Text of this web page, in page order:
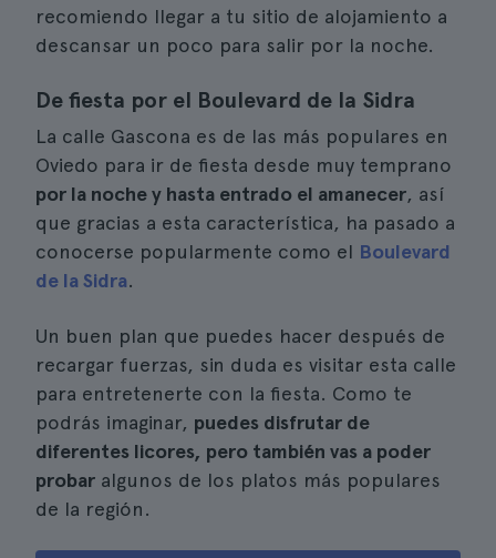
recomiendo llegar a tu sitio de alojamiento a
descansar un poco para salir por la noche.
De fiesta por el Boulevard de la Sidra
La calle Gascona es de las más populares en
Oviedo para ir de fiesta desde muy temprano
por la noche y hasta entrado el amanecer, así
que gracias a esta característica, ha pasado a
conocerse popularmente como el Boulevard
de la Sidra.
Un buen plan que puedes hacer después de
recargar fuerzas, sin duda es visitar esta calle
para entretenerte con la fiesta. Como te
podrás imaginar, puedes disfrutar de
diferentes licores, pero también vas a poder
probar algunos de los platos más populares
de la región.